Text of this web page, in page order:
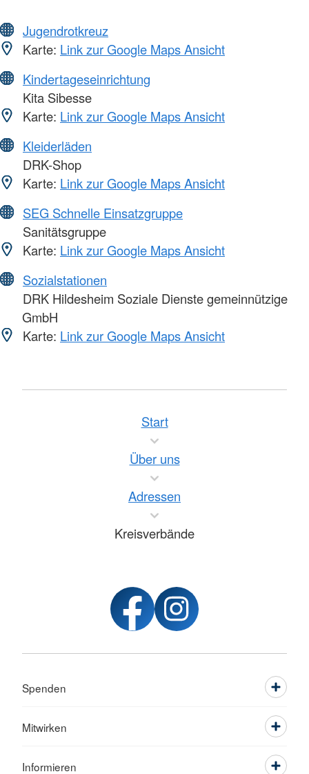
Jugendrotkreuz
Karte: Link zur Google Maps Ansicht
Kindertageseinrichtung
Kita Sibesse
Karte: Link zur Google Maps Ansicht
Kleiderläden
DRK-Shop
Karte: Link zur Google Maps Ansicht
SEG Schnelle Einsatzgruppe
Sanitätsgruppe
Karte: Link zur Google Maps Ansicht
Sozialstationen
DRK Hildesheim Soziale Dienste gemeinnützige
GmbH
Karte: Link zur Google Maps Ansicht
Start
Über uns
Adressen
Kreisverbände
Spenden
Mitwirken
Informieren